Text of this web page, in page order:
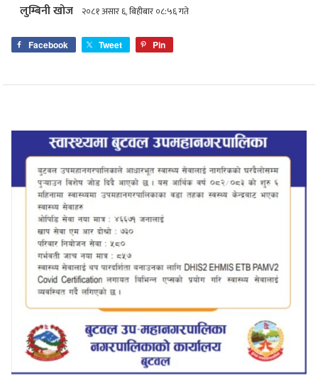
लुम्बिनी खोज २०८१ असार ६, बिहीबार ०८:५६ गते
Facebook Tweet Pin